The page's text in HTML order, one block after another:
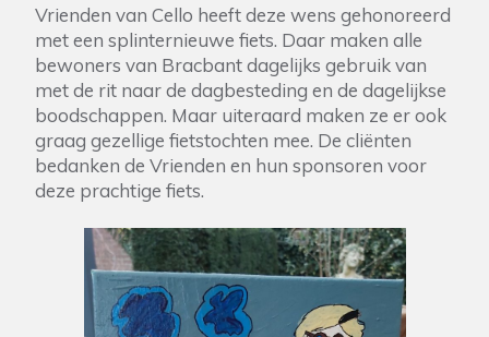
Vrienden van Cello heeft deze wens gehonoreerd
met een splinternieuwe fiets. Daar maken alle
bewoners van Bracbant dagelijks gebruik van
met de rit naar de dagbesteding en de dagelijkse
boodschappen. Maar uiteraard maken ze er ook
graag gezellige fietstochten mee. De cliënten
bedanken de Vrienden en hun sponsoren voor
deze prachtige fiets.